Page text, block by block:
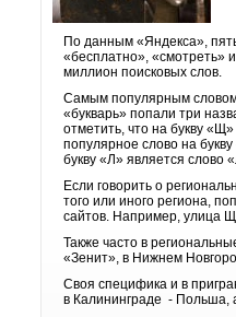
По данным «Яндекса»,
«бесплатно», «смотреть»
миллион поисковых слов.
Самым популярным словом
«букварь» попали три
отметить, что на букву
популярное слово на
букву «Л» является слово
Если говорить о
того или иного региона,
сайтов. Например, улица
Также часто в
«Зенит», в Нижнем
Своя специфика и в
в Калининграде - Польша,